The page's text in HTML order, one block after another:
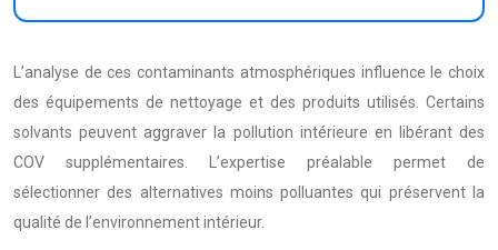
L’analyse de ces contaminants atmosphériques influence le choix
des équipements de nettoyage et des produits utilisés. Certains
solvants peuvent aggraver la pollution intérieure en libérant des
COV supplémentaires. L’expertise préalable permet de
sélectionner des alternatives moins polluantes qui préservent la
qualité de l’environnement intérieur.